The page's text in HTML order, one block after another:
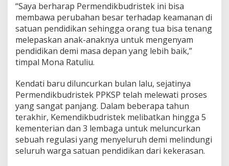
“Saya berharap Permendikbudristek ini bisa
membawa perubahan besar terhadap keamanan di
satuan pendidikan sehingga orang tua bisa tenang
melepaskan anak-anaknya untuk mengenyam
pendidikan demi masa depan yang lebih baik,”
timpal Mona Ratuliu.
Kendati baru diluncurkan bulan lalu, sejatinya
Permendikbudristek PPKSP telah melewati proses
yang sangat panjang. Dalam beberapa tahun
terakhir, Kemendikbudristek melibatkan hingga 5
kementerian dan 3 lembaga untuk meluncurkan
sebuah regulasi yang menyeluruh demi melindungi
seluruh warga satuan pendidikan dari kekerasan.